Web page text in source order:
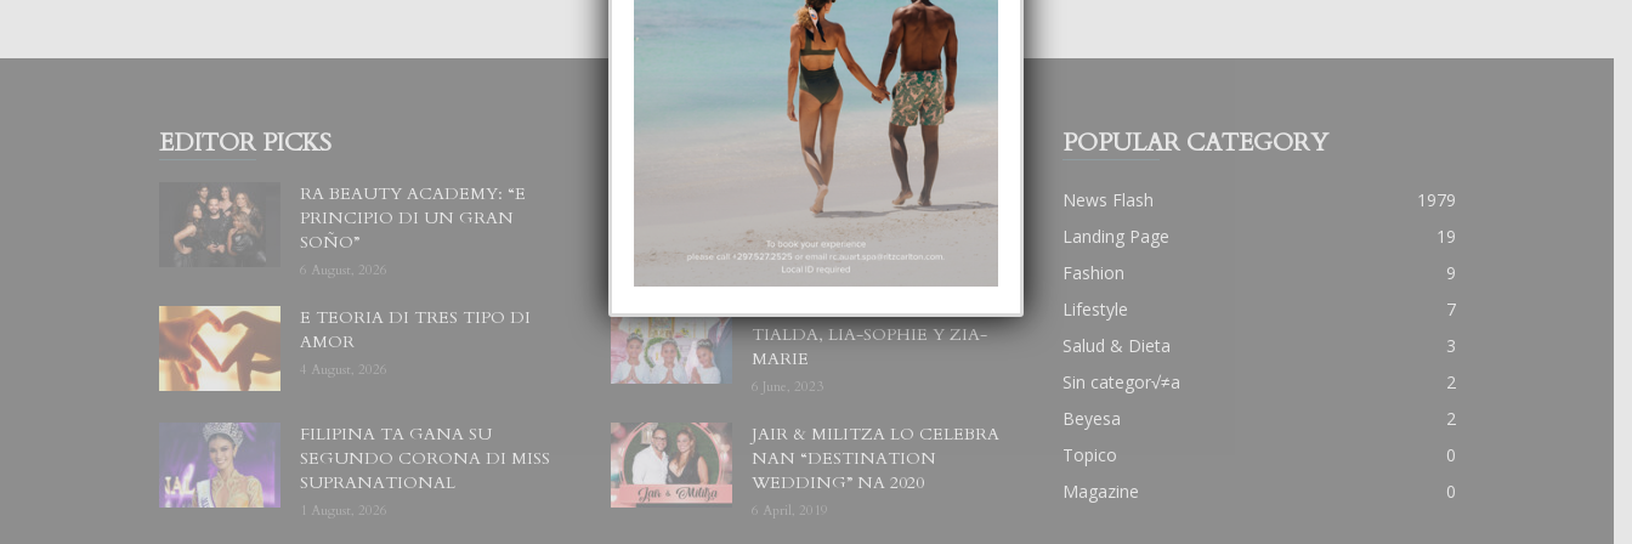
EDITOR PICKS
RA BEAUTY ACADEMY: “E
PRINCIPIO DI UN GRAN
SOÑO”
6 August, 2026
E TEORIA DI TRES TIPO DI
AMOR
4 August, 2026
FILIPINA TA GANA SU
SEGUNDO CORONA DI MISS
SUPRANATIONAL
1 August, 2026
POPULAR POSTS
BODA MANSUR
3 December, 2019
UN DIA INOLVIDABEL PA
TIALDA, LIA-SOPHIE Y ZIA-
MARIE
6 June, 2023
JAIR & MILITZA LO CELEBRA
NAN “DESTINATION
WEDDING” NA 2020
6 April, 2019
POPULAR CATEGORY
News Flash
1979
Landing Page
19
Fashion
9
Lifestyle
7
Salud & Dieta
3
Sin categor√≠a
2
Beyesa
2
Topico
0
Magazine
0